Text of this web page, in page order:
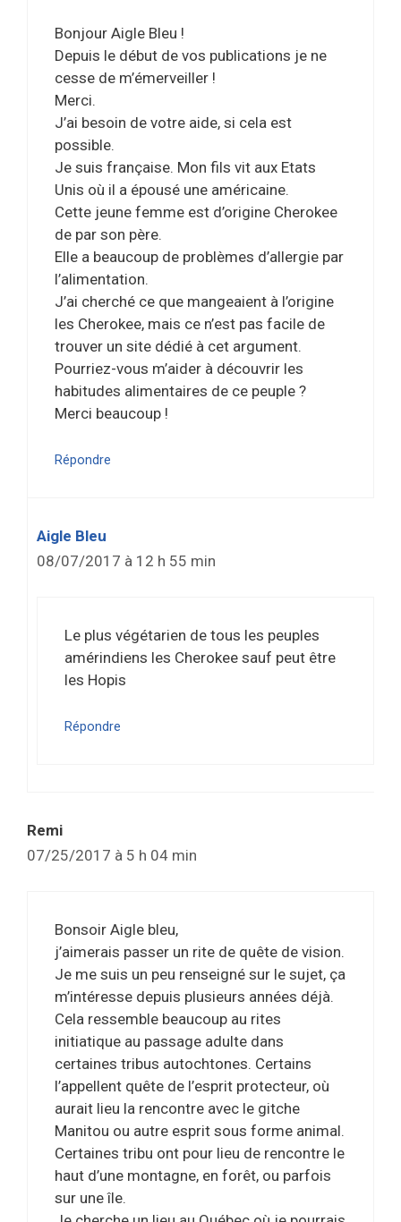
Bonjour Aigle Bleu !
Depuis le début de vos publications je ne
cesse de m’émerveiller !
Merci.
J’ai besoin de votre aide, si cela est
possible.
Je suis française. Mon fils vit aux Etats
Unis où il a épousé une américaine.
Cette jeune femme est d’origine Cherokee
de par son père.
Elle a beaucoup de problèmes d’allergie par
l’alimentation.
J’ai cherché ce que mangeaient à l’origine
les Cherokee, mais ce n’est pas facile de
trouver un site dédié à cet argument.
Pourriez-vous m’aider à découvrir les
habitudes alimentaires de ce peuple ?
Merci beaucoup !
Répondre
Aigle Bleu
08/07/2017 à 12 h 55 min
Le plus végétarien de tous les peuples
amérindiens les Cherokee sauf peut être
les Hopis
Répondre
Remi
07/25/2017 à 5 h 04 min
Bonsoir Aigle bleu,
j’aimerais passer un rite de quête de vision.
Je me suis un peu renseigné sur le sujet, ça
m’intéresse depuis plusieurs années déjà.
Cela ressemble beaucoup au rites
initiatique au passage adulte dans
certaines tribus autochtones. Certains
l’appellent quête de l’esprit protecteur, où
aurait lieu la rencontre avec le gitche
Manitou ou autre esprit sous forme animal.
Certaines tribu ont pour lieu de rencontre le
haut d’une montagne, en forêt, ou parfois
sur une île.